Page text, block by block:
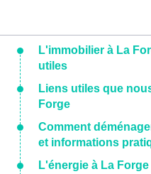
L'immobilier à La
utiles
Liens utiles que
Forge
Comment
et informations
L'énergie à La